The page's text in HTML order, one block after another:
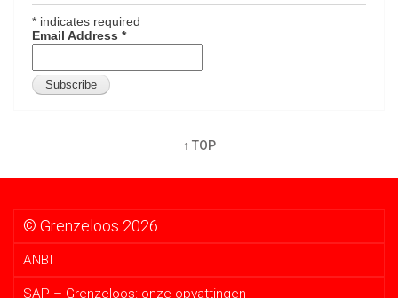
* indicates required
Email Address *
↑ TOP
© Grenzeloos 2026
ANBI
SAP – Grenzeloos: onze opvattingen